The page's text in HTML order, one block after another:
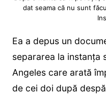
dat seama că nu sunt
Ea a depus un
separarea la instanța
Angeles care arată
de cei doi după